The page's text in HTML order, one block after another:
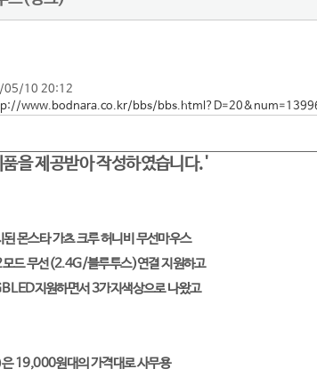
05/10 20:12
www.bodnara.co.kr/bbs/
을 제공받아 작성하였습니다.'
몬스타 가츠 크루 허니비 무선마우스
모드 무선(2.4G/블루투스)연결 지원하고
LED지원하면서 3가지색상으로 나왔고
19,000원대의 가격대로 사무용